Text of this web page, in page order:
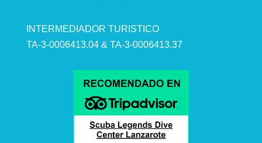
INTERMEDIADOR TURISTICO
TA-3-0006413.04 & TA-3-0006413.37